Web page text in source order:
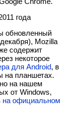
обновленный
Mozilla
содержит
некоторое
для Android, в
на планшетах.
на нашем
от Windows,
на официальном